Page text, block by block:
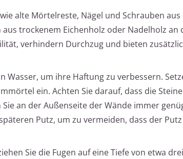
alte Mörtelreste, Nägel und Schrauben aus
trockenem Eichenholz oder Nadelholz an
verhindern Durchzug und bieten
Wasser, um ihre Haftung zu verbessern.
ein. Achten Sie darauf, dass die
an der Außenseite der Wände immer
Putz, um zu vermeiden, dass der
Sie die Fugen auf eine Tiefe von etwa